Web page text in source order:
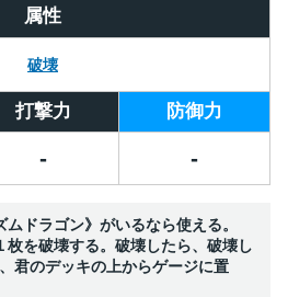
属性
破壊
打撃力 防御力
- -
ドラゴン》がいるなら使える。
枚を破壊する。破壊したら、破壊し
君のデッキの上からゲージに置